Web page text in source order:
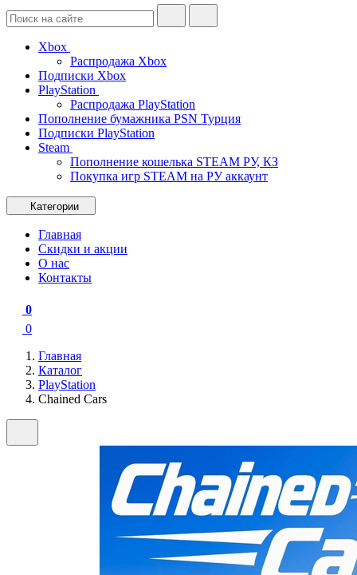
Xbox
Распродажа Xbox
Подписки Xbox
PlayStation
Распродажа PlayStation
Пополнение бумажника PSN Турция
Подписки PlayStation
Steam
Пополнение кошелька STEAM РУ, КЗ
Покупка игр STEAM на РУ аккаунт
Категории
Главная
Скидки и акции
О нас
Контакты
0
0
Главная
Каталог
PlayStation
Chained Cars